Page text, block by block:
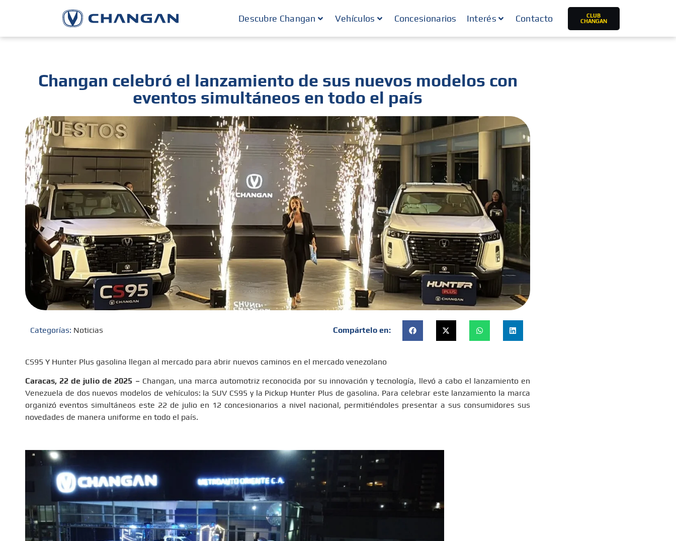
Descubre Changan Vehículos Concesionarios Interés Contacto
CLUB
CHANGAN
Changan celebró el lanzamiento de sus nuevos modelos con
eventos simultáneos en todo el país
Categorías: Noticias Compártelo en:
CS95 Y Hunter Plus gasolina llegan al mercado para abrir nuevos caminos en el mercado venezolano
Caracas, 22 de julio de 2025 –Changan, una marca automotriz reconocida por su innovación y tecnología, llevó a cabo el lanzamiento en
Venezuela de dos nuevos modelos de vehículos: la SUV CS95 y la Pickup Hunter Plus de gasolina. Para celebrar este lanzamiento la marca
organizó eventos simultáneos este 22 de julio en 12 concesionarios a nivel nacional, permitiéndoles presentar a sus consumidores sus
novedades de manera uniforme en todo el país.